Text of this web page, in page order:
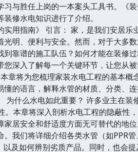
与胜任上岗的一本案头工具书。《
修水电知识进行了介绍。
实用指南》 引言： 家，是我们安居
明、便利与安全。然而，对于大多
靠谱的施工队伍？如何才能在装修
深入了解每一个关键环节，让您从
章将为您梳理家装水电工程的基本
的语言，解释水管的材质、分类、
为什么水电如此重要？ 许多业主在装
。本章将深入剖析水电工程的隐蔽性
居安全和舒适度方面无可替代的地
我们将详细介绍各类水管（如PPR
及如何辨别劣质产品。同时，也会